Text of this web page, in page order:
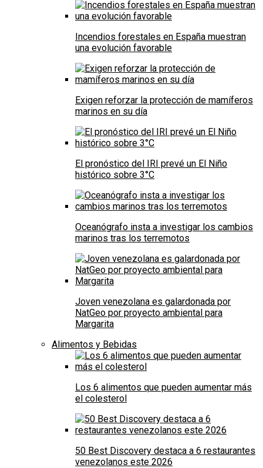
Incendios forestales en España muestran
una evolución favorable
Exigen reforzar la protección de mamíferos
marinos en su día
El pronóstico del IRI prevé un El Niño
histórico sobre 3°C
Oceanógrafo insta a investigar los cambios
marinos tras los terremotos
Joven venezolana es galardonada por
NatGeo por proyecto ambiental para
Margarita
Alimentos y Bebidas
Los 6 alimentos que pueden aumentar más
el colesterol
50 Best Discovery destaca a 6 restaurantes
venezolanos este 2026